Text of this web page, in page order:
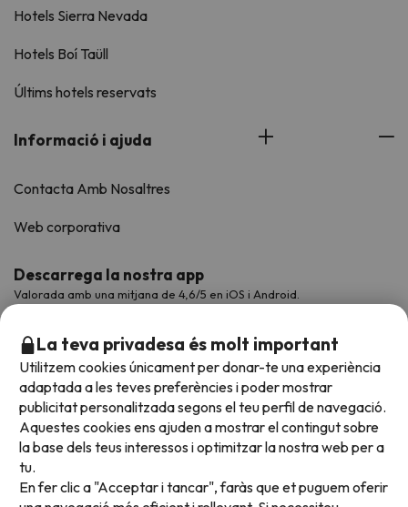
Hotels Sierra Nevada
Hotels Boí Taüll
Últims hotels reservats
Informació i ajuda
Contacta Amb Nosaltres
Web corporativa
Descarrega la nostra app
Valorada amb una mitjana de 4,6/5 en iOS i Android.
Acceptem
La teva privadesa és molt important
Utilitzem cookies únicament per donar-te una experiència
adaptada a les teves preferències i poder mostrar
publicitat personalitzada segons el teu perfil de navegació.
Aquestes cookies ens ajuden a mostrar el contingut sobre
la base dels teus interessos i optimitzar la nostra web per a
tu.
En fer clic a "Acceptar i tancar", faràs que et puguem oferir